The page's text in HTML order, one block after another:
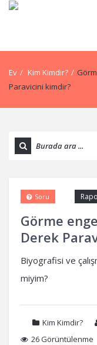
Ev / Kim Kimdir? /
Paravicini kimdir?
Görme
Derek
Soru
Biyografisi ve
miyim?
Kim Kimdir?
26 Görüntülenme